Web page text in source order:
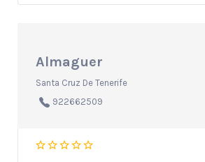
Almaguer
Santa Cruz De Tenerife
922662509